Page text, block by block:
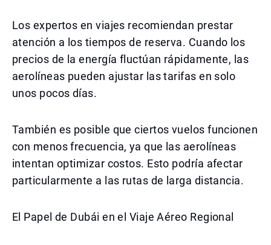
Los expertos en viajes recomiendan prestar
atención a los tiempos de reserva. Cuando los
precios de la energía fluctúan rápidamente, las
aerolíneas pueden ajustar las tarifas en solo
unos pocos días.
También es posible que ciertos vuelos funcionen
con menos frecuencia, ya que las aerolíneas
intentan optimizar costos. Esto podría afectar
particularmente a las rutas de larga distancia.
El Papel de Dubái en el Viaje Aéreo Regional